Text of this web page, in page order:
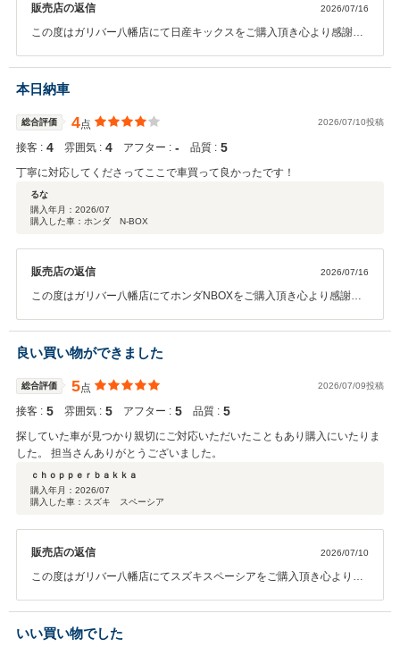
販売店の返信 2026/07/16
この度はガリバー八幡店にて日産キックスをご購入頂き心より感謝申
の中から当店に大切な愛車をお任せ頂き私共も大変嬉しく思います。
ご納車後も愛車のメンテナンス等でお困りの際は当店へ気兼ねなくご
し上げます。
本日納車
総合評価 4点 2026/07/10投稿
接客 : 4 雰囲気 : 4 アフター : ‐ 品質 : 5
丁寧に対応してくださってここで車買って良かったです！
るな
購入年月： 2026/07
購入した車：ホンダ N-BOX
販売店の返信 2026/07/16
この度はガリバー八幡店にてホンダNBOXをご購入頂き心より感謝申
かった」と言って頂ける事ほど嬉しいことはありません。 ご納車後も
愛車のメンテナンス等でお困りの際は当店へ気兼ねなくご相談くださ
いませ。 今後とも末永いお付き合いを何卒宜しくお願い申し上げま
す。
良い買い物ができました
総合評価 5点 2026/07/09投稿
接客 : 5 雰囲気 : 5 アフター : 5 品質 : 5
探していた車が見つかり親切にご対応いただいたこともあり購入にいたりま
した。 担当さんありがとうございました。
ｃｈｏｐｐｅｒｂａｋｋａ
購入年月： 2026/07
購入した車：スズキ スペーシア
販売店の返信 2026/07/10
この度はガリバー八幡店にてスズキスペーシアをご購入頂き心より感
売店の中で大切な愛車を当店にお任せ頂き大変嬉しく思います。 ご納
車後も愛車のメンテナンス等でお困りの際は当店へ気兼ねなくご相談
くださいませ。 今後とも末永いお付き合いを何卒宜しくお願い申し上
いい買い物でした